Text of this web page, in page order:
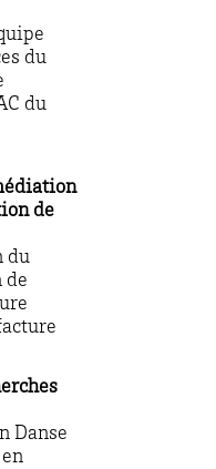
du
du
de
du
de
Danse